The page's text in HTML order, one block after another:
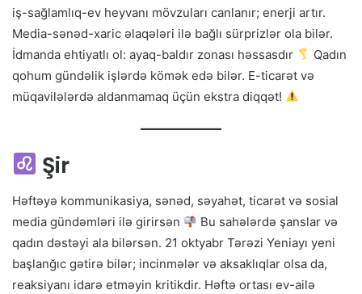
iş-sağlamlıq-ev heyvanı mövzuları canlanır; enerji artır.
Media-sənəd-xaric əlaqələri ilə bağlı sürprizlər ola bilər.
İdmanda ehtiyatlı ol: ayaq-baldır zonası həssasdır
Qadın
qohum gündəlik işlərdə kömək edə bilər. E-ticarət və
müqavilələrdə aldanmamaq üçün ekstra diqqət!
Şir
Həftəyə kommunikasiya, sənəd, səyahət, ticarət və sosial
media gündəmləri ilə girirsən
Bu sahələrdə şanslar və
qadın dəstəyi ala bilərsən. 21 oktyabr Tərəzi Yeniayı yeni
başlanğıc gətirə bilər; incinmələr və aksaklıqlar olsa da,
reaksiyanı idarə etməyin kritikdir. Həftə ortası ev-ailə